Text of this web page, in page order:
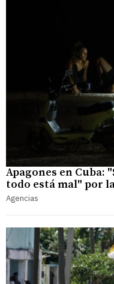
Apagones en Cuba:
todo está mal" por
Agencias